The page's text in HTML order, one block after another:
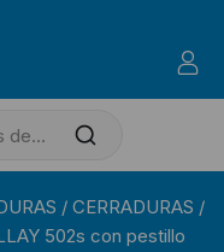
/ CERRADURAS /
502s con pestillo